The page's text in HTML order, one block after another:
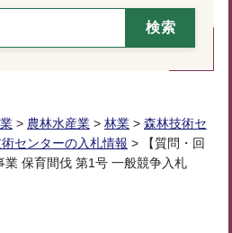
> 農林水産業 > 林業 > 森林技術セ
センターの入札情報 > 【質問・回
保育間伐 第1号 一般競争入札